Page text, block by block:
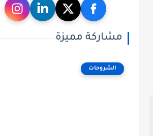
مشاركة مميزة
الشروحات